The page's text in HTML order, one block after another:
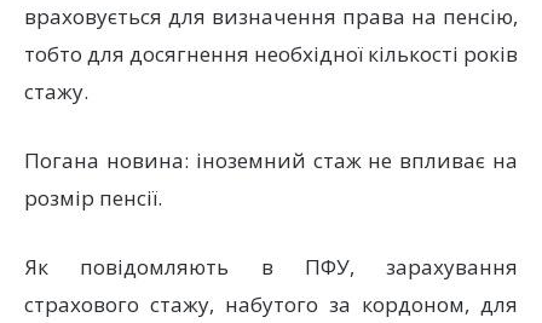
враховується для визначення права на пенсію,
тобто для досягнення необхідної кількості років
стажу.
Погана новина: іноземний стаж не впливає на
розмір пенсії.
Як повідомляють в ПФУ, зарахування
страхового стажу, набутого за кордоном, для